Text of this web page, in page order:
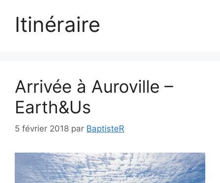
Itinéraire
Arrivée à Auroville –
Earth&Us
5 février 2018 par BaptisteR